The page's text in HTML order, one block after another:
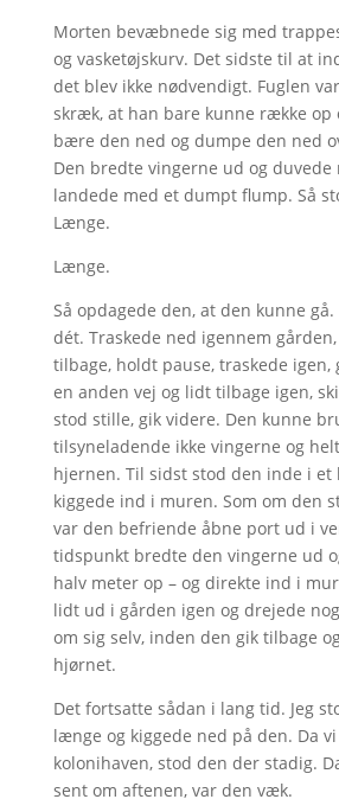
Morten bevæbnede sig med
og vasketøjskurv. Det sidste til at
det blev ikke nødvendigt. Fuglen
skræk, at han bare kunne række op
bære den ned og dumpe den ned
Den bredte vingerne ud og duvede
landede med et dumpt flump. Så
Længe.
Længe.
Så opdagede den, at den kunne
dét. Traskede ned igennem
tilbage, holdt pause, traskede igen,
en anden vej og lidt tilbage igen,
stod stille, gik videre. Den kunne
tilsyneladende ikke vingerne og
hjernen. Til sidst stod den inde i et
kiggede ind i muren. Som om den
var den befriende åbne port ud i
tidspunkt bredte den vingerne ud
halv meter op – og direkte ind i
lidt ud i gården igen og drejede
om sig selv, inden den gik tilbage
hjørnet.
Det fortsatte sådan i lang tid. Jeg
længe og kiggede ned på den. Da
kolonihaven, stod den der stadig.
sent om aftenen, var den væk.